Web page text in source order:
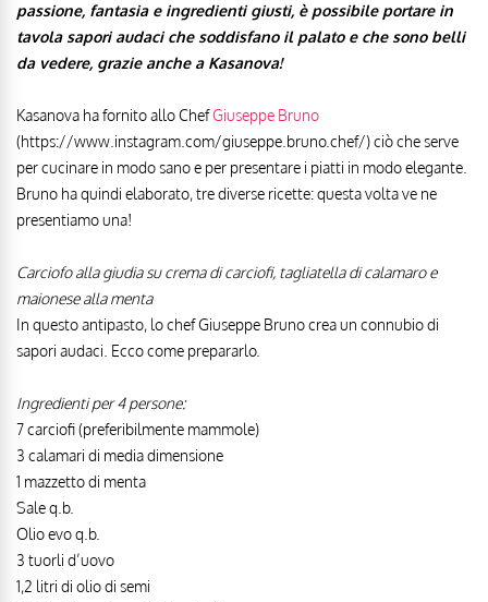
passione, fantasia e ingredienti giusti, è possibile portare in
tavola sapori audaci che soddisfano il palato e che sono belli
da vedere, grazie anche a Kasanova!
Kasanova ha fornito allo ChefGiuseppe Bruno
(https://www.instagram.com/giuseppe.bruno.chef/) ciò che serve
per cucinare in modo sano e per presentare i piatti in modo elegante.
Bruno ha quindi elaborato, tre diverse ricette: questa volta ve ne
presentiamo una!
Carciofo alla giudia su crema di carciofi, tagliatella di calamaro e
maionese alla menta
In questo antipasto, lo chef Giuseppe Bruno crea un connubio di
sapori audaci. Ecco come prepararlo.
Ingredienti per 4 persone:
7 carciofi (preferibilmente mammole)
3 calamari di media dimensione
1 mazzetto di menta
Sale q.b.
Olio evo q.b.
3 tuorli d’uovo
1,2 litri di olio di semi